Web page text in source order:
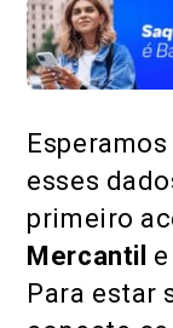
esses
primeiro
Mercantil
Para estar